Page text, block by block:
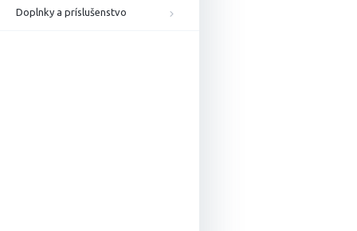
Doplnky a príslušenstvo